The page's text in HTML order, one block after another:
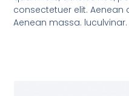
consectetuer elit.
Aenean massa. luculvinar.